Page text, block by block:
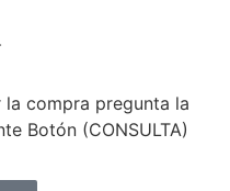
compra pregunta la
Botón (CONSULTA)